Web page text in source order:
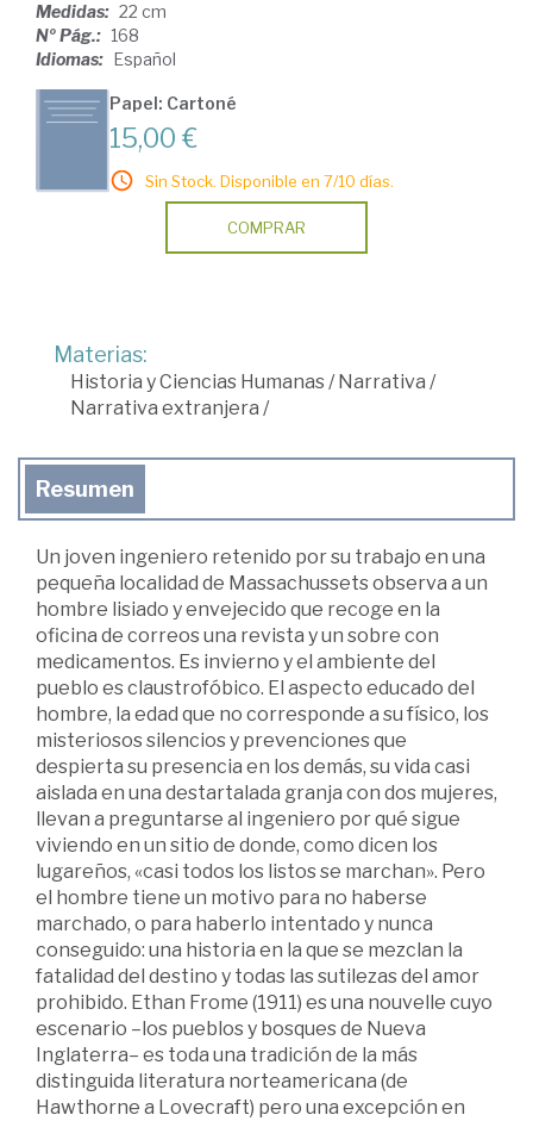
Medidas: 22 cm
Nº Pág.: 168
Idiomas: Español
Papel: Cartoné
15,00 €
Sin Stock. Disponible en 7/10 días.
COMPRAR
Materias:
Historia y Ciencias Humanas/ Narrativa /
Narrativa extranjera /
Resumen
Un joven ingeniero retenido por su trabajo en una
pequeña localidad de Massachussets observa a un
hombre lisiado y envejecido que recoge en la
oficina de correos una revista y un sobre con
medicamentos. Es invierno y el ambiente del
pueblo es claustrofóbico. El aspecto educado del
hombre, la edad que no corresponde a su físico, los
misteriosos silencios y prevenciones que
despierta su presencia en los demás, su vida casi
aislada en una destartalada granja con dos mujeres,
llevan a preguntarse al ingeniero por qué sigue
viviendo en un sitio de donde, como dicen los
lugareños, «casi todos los listos se marchan». Pero
el hombre tiene un motivo para no haberse
marchado, o para haberlo intentado y nunca
conseguido: una historia en la que se mezclan la
fatalidad del destino y todas las sutilezas del amor
prohibido. Ethan Frome (1911) es una nouvelle cuyo
escenario –los pueblos y bosques de Nueva
Inglaterra– es toda una tradición de la más
distinguida literatura norteamericana (de
Hawthorne a Lovecraft) pero una excepción en